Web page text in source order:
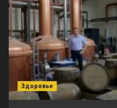
Здоровье